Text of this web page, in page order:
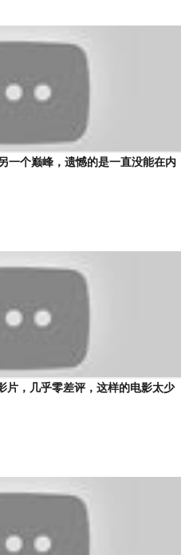
一个巅峰，遗憾的是一直没能在内
片，几乎零差评，这样的电影太少